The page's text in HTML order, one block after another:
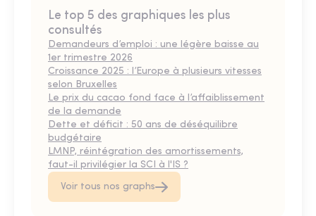
Le top 5 des graphiques les plus
consultés
Demandeurs d’emploi : une légère baisse au
1er trimestre 2026
Croissance 2025 : l’Europe à plusieurs vitesses
selon Bruxelles
Le prix du cacao fond face à l’affaiblissement
de la demande
Dette et déficit : 50 ans de déséquilibre
budgétaire
LMNP, réintégration des amortissements,
faut-il privilégier la SCI à l'IS ?
Voir tous nos graphs